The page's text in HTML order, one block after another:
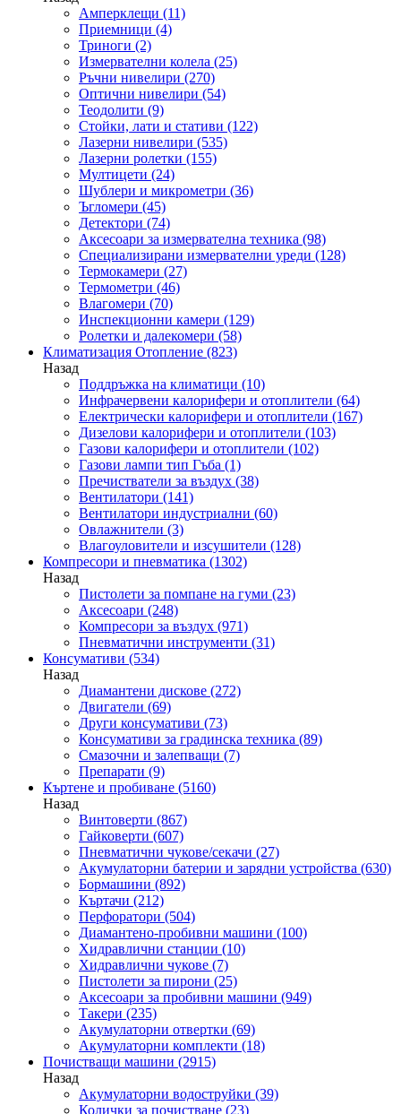
Амперклещи (11)
Приемници (4)
Триноги (2)
Измервателни колела (25)
Ръчни нивелири (270)
Оптични нивелири (54)
Теодолити (9)
Стойки, лати и стативи (122)
Лазерни нивелири (535)
Лазерни ролетки (155)
Мултицети (24)
Шублери и микрометри (36)
Ъгломери (45)
Детектори (74)
Аксесоари за измервателна техника (98)
Специализирани измервателни уреди (128)
Термокамери (27)
Термометри (46)
Влагомери (70)
Инспекционни камери (129)
Ролетки и далекомери (58)
Климатизация Отопление (823)
Назад
Поддръжка на климатици (10)
Инфрачервени калорифери и отоплители (64)
Електрически калорифери и отоплители (167)
Дизелови калорифери и отоплители (103)
Газови калорифери и отоплители (102)
Газови лампи тип Гъба (1)
Пречистватели за въздух (38)
Вентилатори (141)
Вентилатори индустриални (60)
Овлажнители (3)
Влагоуловители и изсушители (128)
Компресори и пневматика (1302)
Назад
Пистолети за помпане на гуми (23)
Аксесоари (248)
Компресори за въздух (971)
Пневматични инструменти (31)
Консумативи (534)
Назад
Диамантени дискове (272)
Двигатели (69)
Други консумативи (73)
Консумативи за градинска техника (89)
Смазочни и залепващи (7)
Препарати (9)
Къртене и пробиване (5160)
Назад
Винтоверти (867)
Гайковерти (607)
Пневматични чукове/секачи (27)
Акумулаторни батерии и зарядни устройства (630)
Бормашини (892)
Къртачи (212)
Перфоратори (504)
Диамантено-пробивни машини (100)
Хидравлични станции (10)
Хидравлични чукове (7)
Пистолети за пирони (25)
Аксесоари за пробивни машини (949)
Такери (235)
Акумулаторни отвертки (69)
Акумулаторни комплекти (18)
Почистващи машини (2915)
Назад
Акумулаторни водоструйки (39)
Колички за почистване (23)